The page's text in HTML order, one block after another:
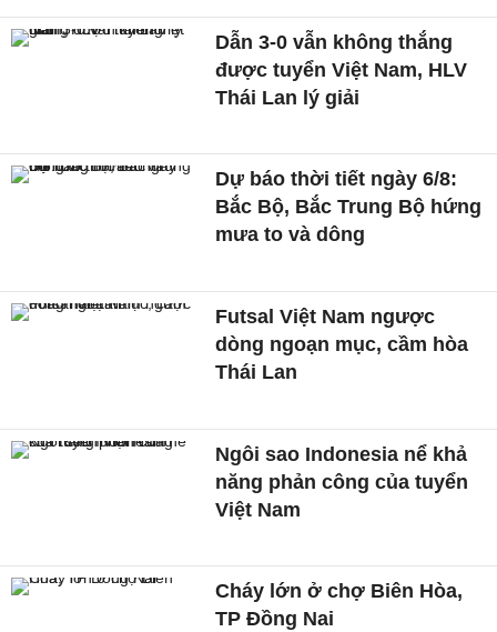
Dẫn 3-0 vẫn không thắng
được tuyển Việt Nam, HLV
Thái Lan lý giải
Dự báo thời tiết ngày 6/8:
Bắc Bộ, Bắc Trung Bộ hứng
mưa to và dông
Futsal Việt Nam ngược
dòng ngoạn mục, cầm hòa
Thái Lan
Ngôi sao Indonesia nể khả
năng phản công của tuyển
Việt Nam
Cháy lớn ở chợ Biên Hòa,
TP Đồng Nai